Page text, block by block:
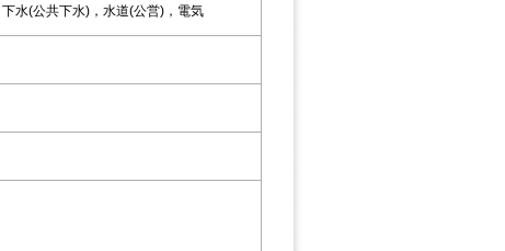
水(公共下水)，水道(公営)，電気